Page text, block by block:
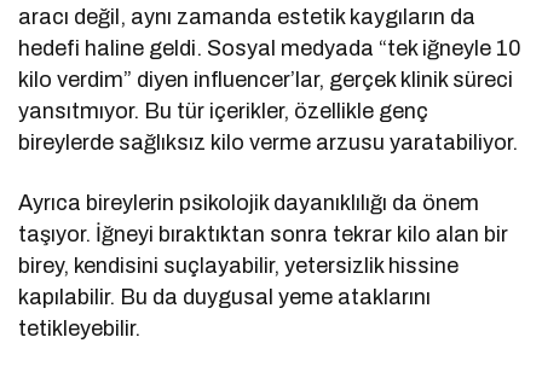
aracı değil, aynı zamanda estetik kaygıların da
hedefi haline geldi. Sosyal medyada “tek iğneyle 10
kilo verdim” diyen influencer’lar, gerçek klinik süreci
yansıtmıyor. Bu tür içerikler, özellikle genç
bireylerde sağlıksız kilo verme arzusu yaratabiliyor.
Ayrıca bireylerin psikolojik dayanıklılığı da önem
taşıyor. İğneyi bıraktıktan sonra tekrar kilo alan bir
birey, kendisini suçlayabilir, yetersizlik hissine
kapılabilir. Bu da duygusal yeme ataklarını
tetikleyebilir.